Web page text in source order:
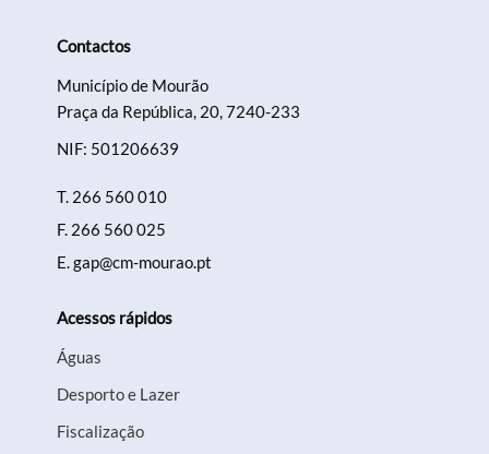
Termo de Pesquisa
Contactos
Município de Mourão
Praça da República, 20, 7240-233
NIF: 501206639
T. 266 560 010
F. 266 560 025
E.gap@cm-mourao.pt
Acessos rápidos
Águas
Desporto e Lazer
Fiscalização